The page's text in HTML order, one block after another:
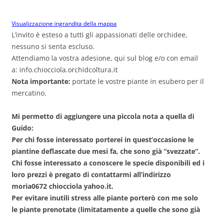
Visualizzazione ingrandita della mappa
L’invito è esteso a tutti gli appassionati delle orchidee,
nessuno si senta escluso.
Attendiamo la vostra adesione, qui sul blog e/o con email
a: info.chiocciola.orchidcoltura.it
Nota importante: portate le vostre piante in esubero per il
mercatino.
Mi permetto di aggiungere una piccola nota a quella di
Guido:
Per chi fosse interessato porterei in quest’occasione le
piantine deflascate due mesi fa, che sono già “svezzate”.
Chi fosse interessato a conoscere le specie disponibili ed i
loro prezzi è pregato di contattarmi all’indirizzo
moria0672 chiocciola yahoo.it.
Per evitare inutili stress alle piante porterò con me solo
le piante prenotate (limitatamente a quelle che sono già